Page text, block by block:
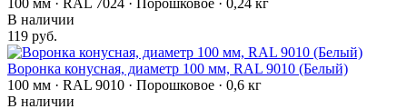
В наличии
119 руб.
Воронка конусная, диаметр 100 мм, RAL 9010 (Белый)
100 мм · RAL 9010 · Порошковое · 0,6 кг
В наличии